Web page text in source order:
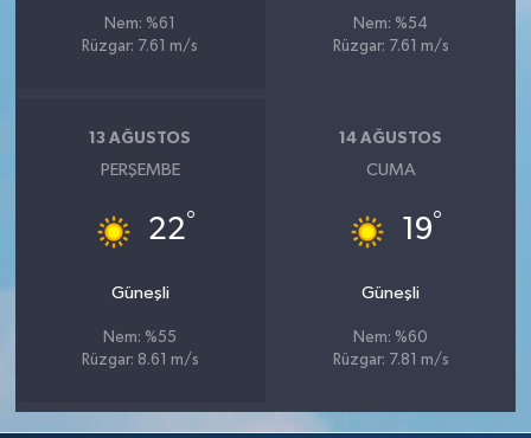
Nem: %61
Rüzgar: 7.61 m/s
Nem: %54
Rüzgar: 7.61 m/s
13 AĞUSTOS
PERŞEMBE
22°
Güneşli
Nem: %55
Rüzgar: 8.61 m/s
14 AĞUSTOS
CUMA
19°
Güneşli
Nem: %60
Rüzgar: 7.81 m/s